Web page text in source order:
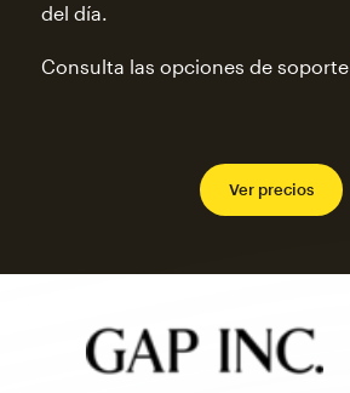
del día.
Consulta las opciones de soporte
Ver precios